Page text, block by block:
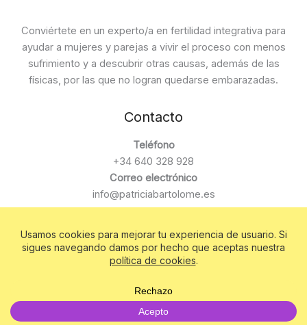
Conviértete en un experto/a en fertilidad integrativa para
ayudar a mujeres y parejas a vivir el proceso con menos
sufrimiento y a descubrir otras causas, además de las
físicas, por las que no logran quedarse embarazadas.
Contacto
Teléfono
+34 640 328 928
Correo electrónico
info@patriciabartolome.es
Copyright © 2026 Creando Nuevas Vidas SL